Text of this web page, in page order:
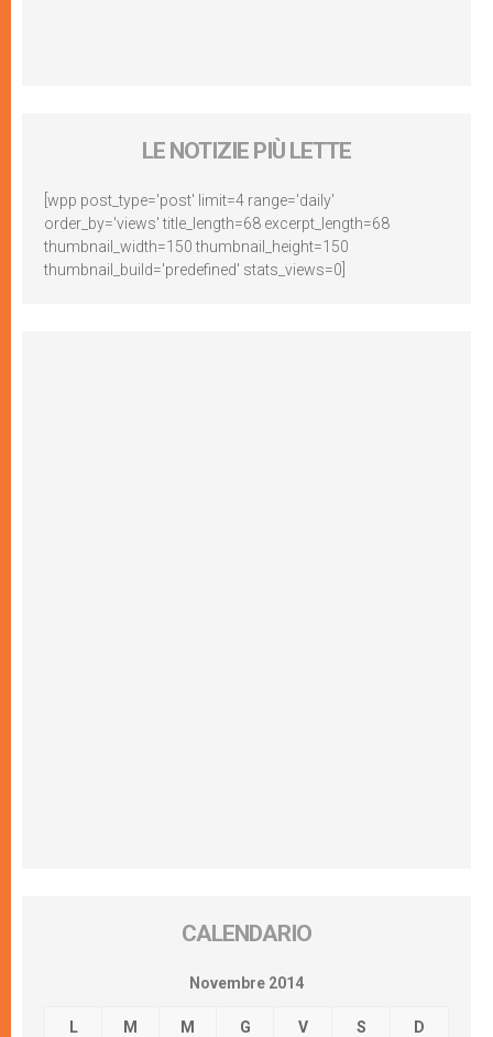
LE NOTIZIE PIÙ LETTE
[wpp post_type='post' limit=4 range='daily'
order_by='views' title_length=68 excerpt_length=68
thumbnail_width=150 thumbnail_height=150
thumbnail_build='predefined' stats_views=0]
CALENDARIO
Novembre 2014
L M M G V S D